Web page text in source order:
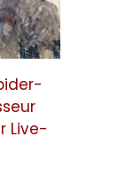
Live-